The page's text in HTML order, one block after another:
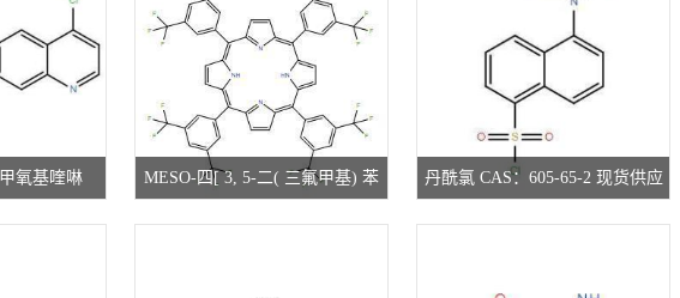
氧基喹啉
货供应 高校
MESO-四[ 3, 5-二( 三氟甲基) 苯
基] 卟啉 CAS：127286-86-6 现货
丹酰氯 CAS：605-65-2 现货供应
高校研究所 先发后付